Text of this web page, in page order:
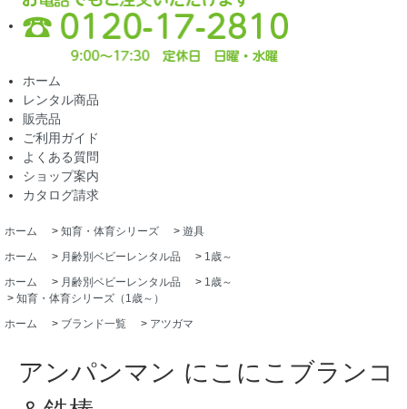
ホーム
レンタル商品
販売品
ご利用ガイド
よくある質問
ショップ案内
カタログ請求
ホーム > 知育・体育シリーズ > 遊具
ホーム
> 月齢別ベビーレンタル品 > 1歳～
ホーム
> 月齢別ベビーレンタル品 > 1歳～
> 知育・体育シリーズ（1歳～）
ホーム
> ブランド一覧 > アツガマ
アンパンマン にこにこブランコ